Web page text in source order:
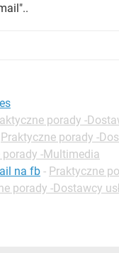
porady -
Praktyczne porady -
porady -Multimedia
na fb - Praktyczne
porady -Dostawcy